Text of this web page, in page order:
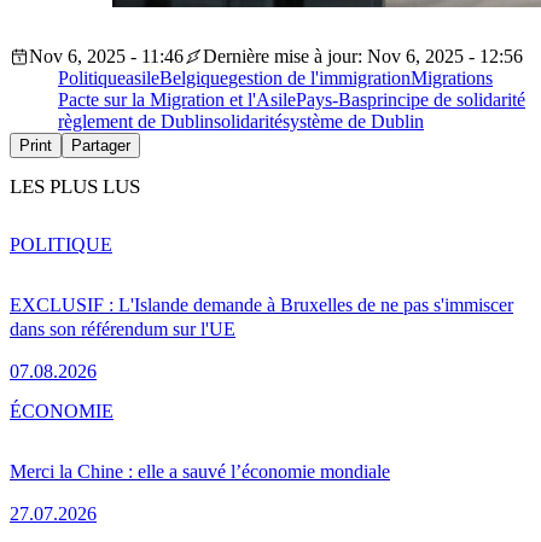
Nov 6, 2025 - 11:46
Dernière mise à jour: Nov 6, 2025 - 12:56
PolitiqueasileBelgiquegestion de l'immigrationMigrations
Pacte sur la Migration et l'AsilePays-Basprincipe de solidarité
règlement de Dublinsolidaritésystème de Dublin
Print Partager
LES PLUS LUS
EXCLUSIF : L'Islande demande à Bruxelles de ne pas s'immiscer
dans son référendum sur l'UE
07.08.2026
POLITIQUE
Merci la Chine : elle a sauvé l’économie mondiale
27.07.2026
ÉCONOMIE